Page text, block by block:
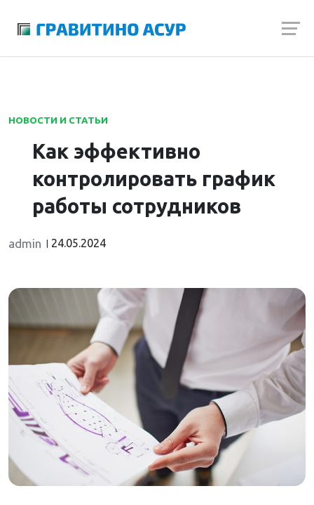
НОВОСТИ И СТАТЬИ
Как эффективно
контролировать график
работы сотрудников
admin 24.05.2024